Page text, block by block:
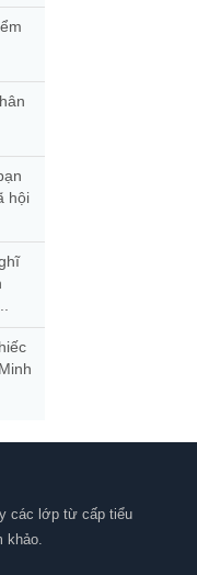
hội
các lớp từ cấp tiểu
khảo.